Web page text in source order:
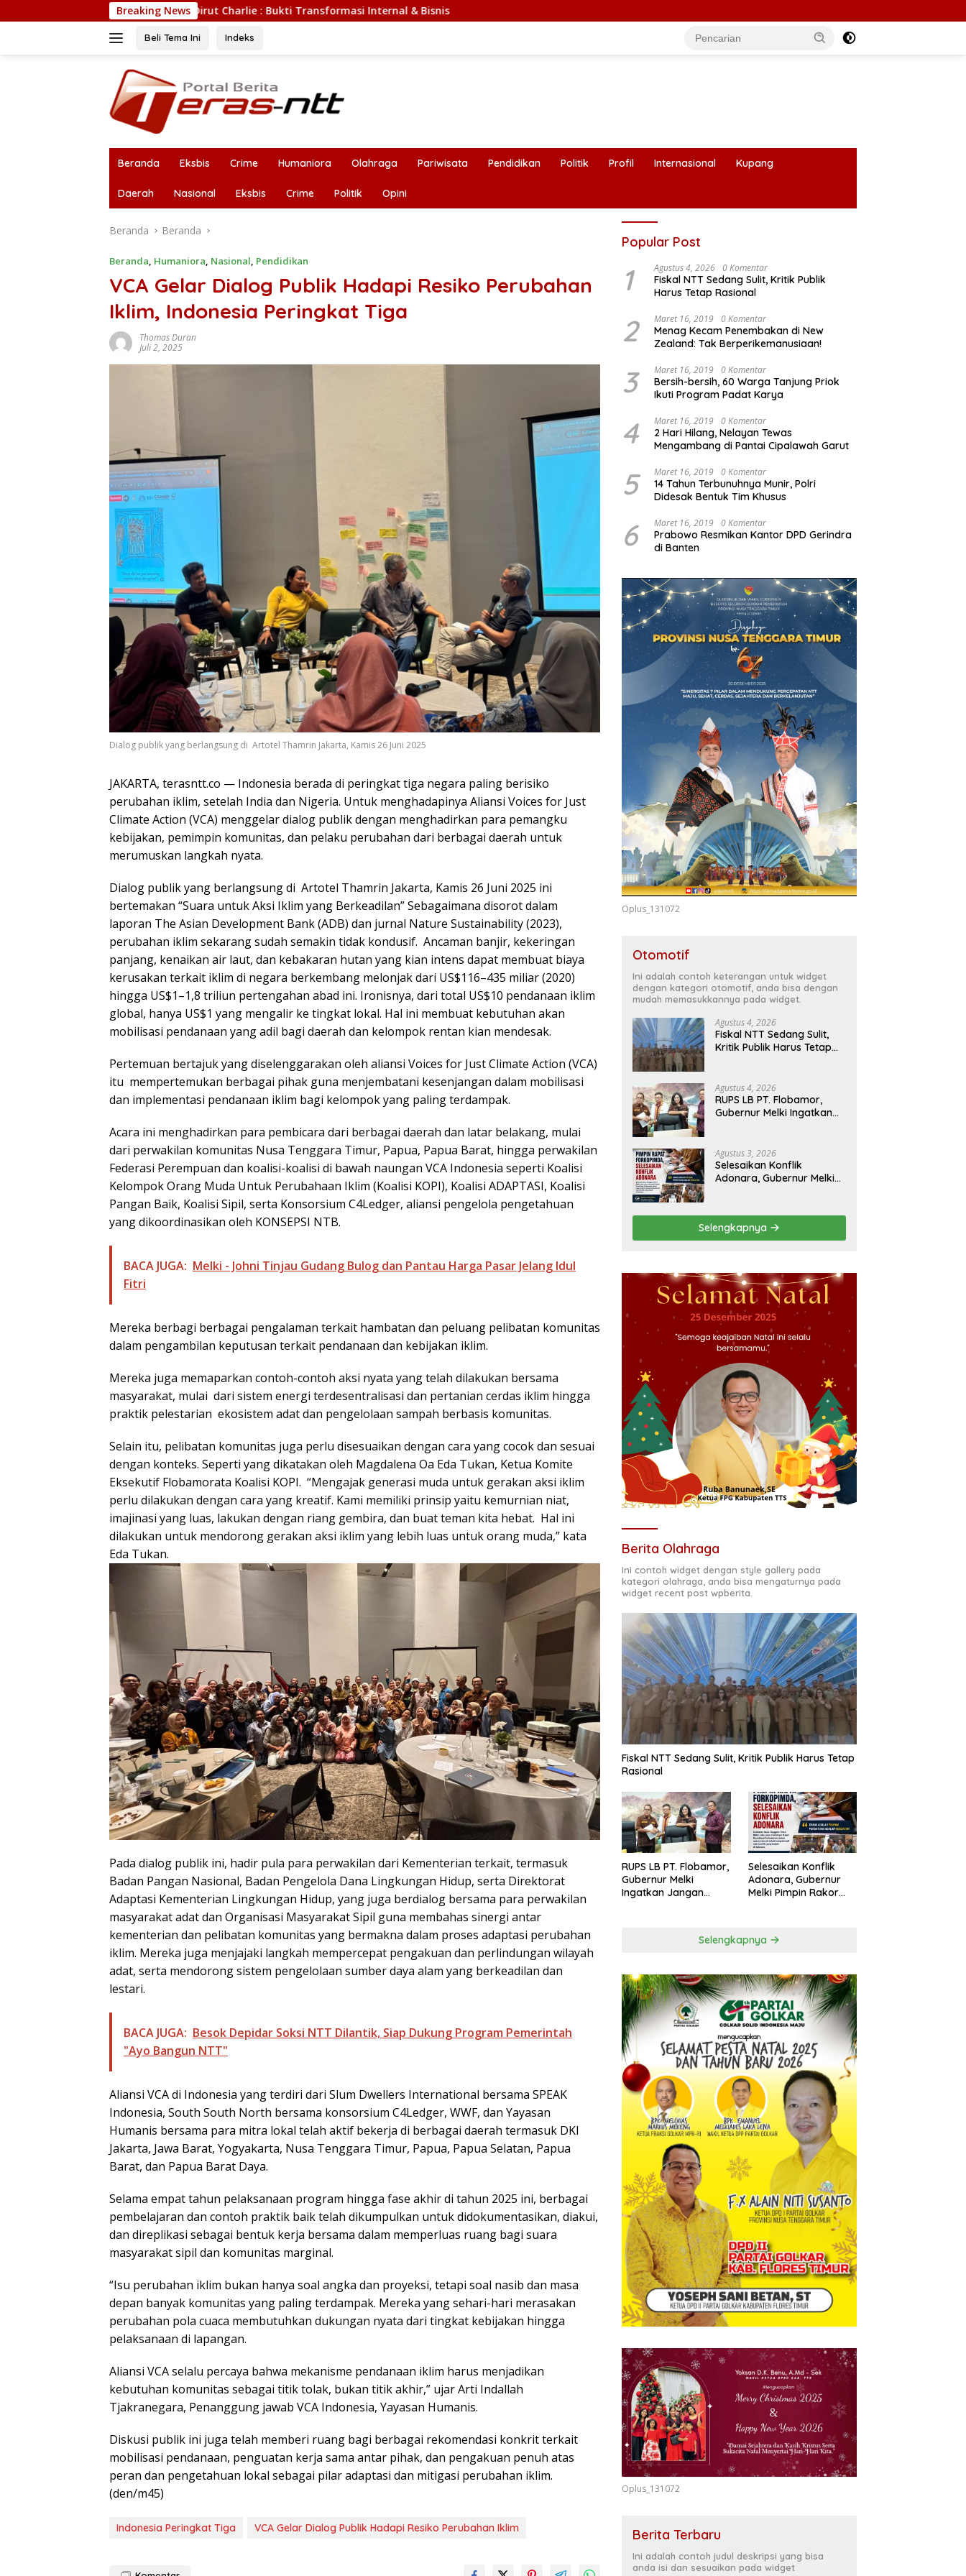
ke
Breaking News
31,94%; Dirut Charlie : Bukti Transformasi Internal & Bisnis
Beli Tema Ini Indeks
Beranda Eksbis Crime Humaniora Olahraga Pariwisata Pendidikan Politik Profil Internasional Kupang
Daerah Nasional Eksbis Crime Politik Opini
Beranda Beranda
Beranda, Humaniora, Nasional, Pendidikan
VCA Gelar Dialog Publik Hadapi Resiko Perubahan
Iklim, Indonesia Peringkat Tiga
Thomas Duran
Juli 2, 2025
Dialog publik yang berlangsung di Artotel Thamrin Jakarta, Kamis 26 Juni 2025
JAKARTA, terasntt.co — Indonesia berada di peringkat tiga negara paling berisiko
perubahan iklim, setelah India dan Nigeria. Untuk menghadapinya Aliansi Voices for Just
Climate Action (VCA) menggelar dialog publik dengan menghadirkan para pemangku
kebijakan, pemimpin komunitas, dan pelaku perubahan dari berbagai daerah untuk
merumuskan langkah nyata.
Dialog publik yang berlangsung di Artotel Thamrin Jakarta, Kamis 26 Juni 2025 ini
bertemakan “Suara untuk Aksi Iklim yang Berkeadilan” Sebagaimana disorot dalam
laporan The Asian Development Bank (ADB) dan jurnal Nature Sustainability (2023),
perubahan iklim sekarang sudah semakin tidak kondusif. Ancaman banjir, kekeringan
panjang, kenaikan air laut, dan kebakaran hutan yang kian intens dapat membuat biaya
kerusakan terkait iklim di negara berkembang melonjak dari US$116–435 miliar (2020)
hingga US$1–1,8 triliun pertengahan abad ini. Ironisnya, dari total US$10 pendanaan iklim
global, hanya US$1 yang mengalir ke tingkat lokal. Hal ini membuat kebutuhan akan
mobilisasi pendanaan yang adil bagi daerah dan kelompok rentan kian mendesak.
Pertemuan bertajuk yang diselenggarakan oleh aliansi Voices for Just Climate Action (VCA)
itu mempertemukan berbagai pihak guna menjembatani kesenjangan dalam mobilisasi
dan implementasi pendanaan iklim bagi kelompok yang paling terdampak.
Acara ini menghadirkan para pembicara dari berbagai daerah dan latar belakang, mulai
dari perwakilan komunitas Nusa Tenggara Timur, Papua, Papua Barat, hingga perwakilan
Federasi Perempuan dan koalisi-koalisi di bawah naungan VCA Indonesia seperti Koalisi
Kelompok Orang Muda Untuk Perubahaan Iklim (Koalisi KOPI), Koalisi ADAPTASI, Koalisi
Pangan Baik, Koalisi Sipil, serta Konsorsium C4Ledger, aliansi pengelola pengetahuan
yang dikoordinasikan oleh KONSEPSI NTB.
BACA JUGA: Melki - Johni Tinjau Gudang Bulog dan Pantau Harga Pasar Jelang Idul
Fitri
Mereka berbagi berbagai pengalaman terkait hambatan dan peluang pelibatan komunitas
dalam pengambilan keputusan terkait pendanaan dan kebijakan iklim.
Mereka juga memaparkan contoh-contoh aksi nyata yang telah dilakukan bersama
masyarakat, mulai dari sistem energi terdesentralisasi dan pertanian cerdas iklim hingga
praktik pelestarian ekosistem adat dan pengelolaan sampah berbasis komunitas.
Selain itu, pelibatan komunitas juga perlu disesuaikan dengan cara yang cocok dan sesuai
dengan konteks. Seperti yang dikatakan oleh Magdalena Oa Eda Tukan, Ketua Komite
Eksekutif Flobamorata Koalisi KOPI. “Mengajak generasi muda untuk gerakan aksi iklim
perlu dilakukan dengan cara yang kreatif. Kami memiliki prinsip yaitu kemurnian niat,
imajinasi yang luas, lakukan dengan riang gembira, dan buat teman kita hebat. Hal ini
dilakukan untuk mendorong gerakan aksi iklim yang lebih luas untuk orang muda,” kata
Eda Tukan.
Pada dialog publik ini, hadir pula para perwakilan dari Kementerian terkait, termasuk
Badan Pangan Nasional, Badan Pengelola Dana Lingkungan Hidup, serta Direktorat
Adaptasi Kementerian Lingkungan Hidup, yang juga berdialog bersama para perwakilan
masyarakat adat dan Organisasi Masyarakat Sipil guna membahas sinergi antar
kementerian dan pelibatan komunitas yang bermakna dalam proses adaptasi perubahan
iklim. Mereka juga menjajaki langkah mempercepat pengakuan dan perlindungan wilayah
adat, serta mendorong sistem pengelolaan sumber daya alam yang berkeadilan dan
lestari.
BACA JUGA: Besok Depidar Soksi NTT Dilantik, Siap Dukung Program Pemerintah
"Ayo Bangun NTT"
Aliansi VCA di Indonesia yang terdiri dari Slum Dwellers International bersama SPEAK
Indonesia, South South North bersama konsorsium C4Ledger, WWF, dan Yayasan
Humanis bersama para mitra lokal telah aktif bekerja di berbagai daerah termasuk DKI
Jakarta, Jawa Barat, Yogyakarta, Nusa Tenggara Timur, Papua, Papua Selatan, Papua
Barat, dan Papua Barat Daya.
Selama empat tahun pelaksanaan program hingga fase akhir di tahun 2025 ini, berbagai
pembelajaran dan contoh praktik baik telah dikumpulkan untuk didokumentasikan, diakui,
dan direplikasi sebagai bentuk kerja bersama dalam memperluas ruang bagi suara
masyarakat sipil dan komunitas marginal.
“Isu perubahan iklim bukan hanya soal angka dan proyeksi, tetapi soal nasib dan masa
depan banyak komunitas yang paling terdampak. Mereka yang sehari-hari merasakan
perubahan pola cuaca membutuhkan dukungan nyata dari tingkat kebijakan hingga
pelaksanaan di lapangan.
Aliansi VCA selalu percaya bahwa mekanisme pendanaan iklim harus menjadikan
kebutuhan komunitas sebagai titik tolak, bukan titik akhir,” ujar Arti Indallah
Tjakranegara, Penanggung jawab VCA Indonesia, Yayasan Humanis.
Diskusi publik ini juga telah memberi ruang bagi berbagai rekomendasi konkrit terkait
mobilisasi pendanaan, penguatan kerja sama antar pihak, dan pengakuan penuh atas
peran dan pengetahuan lokal sebagai pilar adaptasi dan mitigasi perubahan iklim.
(den/m45)
Indonesia Peringkat Tiga VCA Gelar Dialog Publik Hadapi Resiko Perubahan Iklim
Popular Post
1 Agustus 4, 2026 0 Komentar
Fiskal NTT Sedang Sulit, Kritik Publik
Harus Tetap Rasional
2 Maret 16, 2019 0 Komentar
Menag Kecam Penembakan di New
Zealand: Tak Berperikemanusiaan!
3 Maret 16, 2019 0 Komentar
Bersih-bersih, 60 Warga Tanjung Priok
Ikuti Program Padat Karya
4 Maret 16, 2019 0 Komentar
2 Hari Hilang, Nelayan Tewas
Mengambang di Pantai Cipalawah Garut
5 Maret 16, 2019 0 Komentar
14 Tahun Terbunuhnya Munir, Polri
Didesak Bentuk Tim Khusus
6 Maret 16, 2019 0 Komentar
Prabowo Resmikan Kantor DPD Gerindra
di Banten
Oplus_131072
Otomotif
Ini adalah contoh keterangan untuk widget
dengan kategori otomotif, anda bisa dengan
mudah memasukkannya pada widget.
Agustus 4, 2026
Fiskal NTT Sedang Sulit,
Kritik Publik Harus Tetap
Agustus 4, 2026
RUPS LB PT. Flobamor,
Gubernur Melki Ingatkan
Fondasinya Belum Kuat
Agustus 3, 2026
Selesaikan Konflik
Adonara, Gubernur Melki
Selengkapnya
Berita Olahraga
Ini contoh widget dengan style gallery pada
kategori olahraga, anda bisa mengaturnya pada
widget recent post wpberita.
Fiskal NTT Sedang Sulit, Kritik Publik Harus Tetap
Rasional
RUPS LB PT. Flobamor,
Gubernur Melki
Ingatkan Jangan
Selesaikan Konflik
Adonara, Gubernur
Melki Pimpin Rakor
Selengkapnya
Oplus_131072
Berita Terbaru
Ini adalah contoh judul deskripsi yang bisa
anda isi dan sesuaikan pada widget